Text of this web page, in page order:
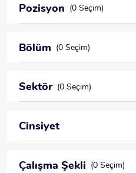
Pozisyon (0 Seçim)
Bölüm (0 Seçim)
Sektör (0 Seçim)
Cinsiyet
Çalışma Şekli (0 Seçim)